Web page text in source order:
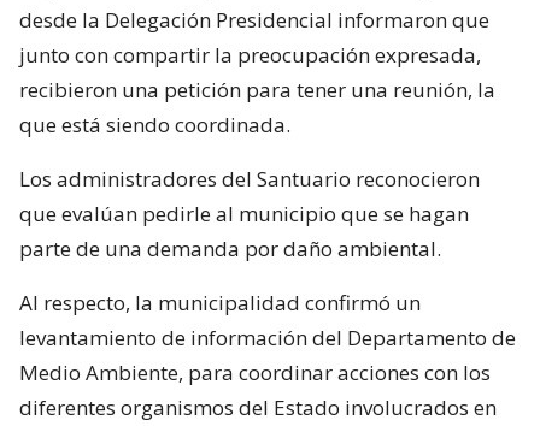
desde la Delegación Presidencial informaron que
junto con compartir la preocupación expresada,
recibieron una petición para tener una reunión, la
que está siendo coordinada.
Los administradores del Santuario reconocieron
que evalúan pedirle al municipio que se hagan
parte de una demanda por daño ambiental.
Al respecto, la municipalidad confirmó un
levantamiento de información del Departamento de
Medio Ambiente, para coordinar acciones con los
diferentes organismos del Estado involucrados en